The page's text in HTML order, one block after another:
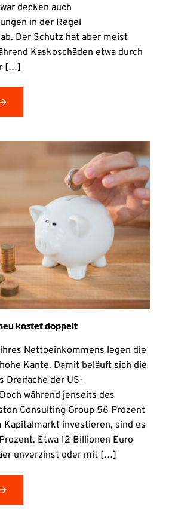
decken auch
in der Regel
Der Schutz hat aber meist
Kaskoschäden etwa durch
[…]
kostet doppelt
Nettoeinkommens legen die
Kante. Damit beläuft sich die
Dreifache der US-
während jenseits des
Consulting Group 56 Prozent
Kapitalmarkt investieren, sind es
Etwa 12 Billionen Euro
unverzinst oder mit […]